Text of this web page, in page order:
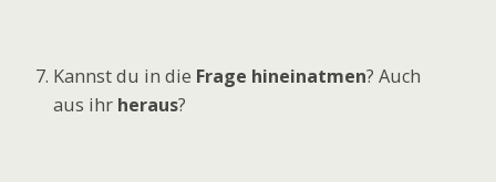
Kannst du in die Frage hineinatmen? Auch
aus ihr heraus?